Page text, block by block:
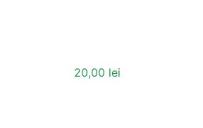
20,00 lei